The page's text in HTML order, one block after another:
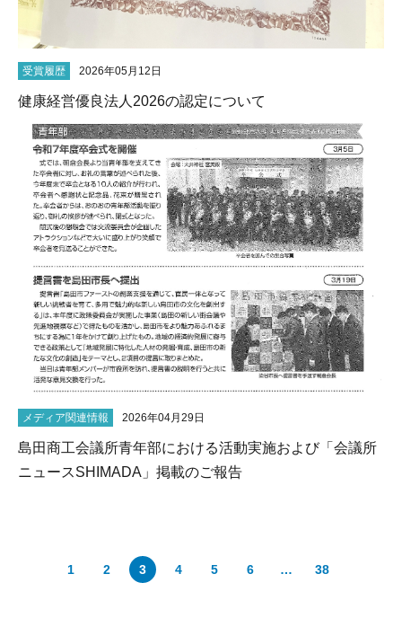
受賞履歴 2026年05月12日
健康経営優良法人2026の認定について
メディア関連情報 2026年04月29日
島田商工会議所青年部における活動実施および「会議所
ニュースSHIMADA」掲載のご報告
1 2 3 4 5 6 … 38